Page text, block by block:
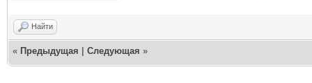
Найти
« Предыдущая Следующая »